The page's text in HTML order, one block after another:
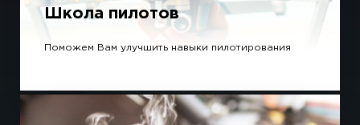
Школа пилотов
Поможем Вам улучшить навыки пилотирования